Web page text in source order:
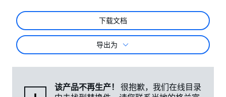
下载文档
导出为
该产品不再生产！
很抱歉，我们在线目录